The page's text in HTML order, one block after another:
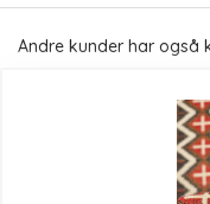
Andre kunder har også